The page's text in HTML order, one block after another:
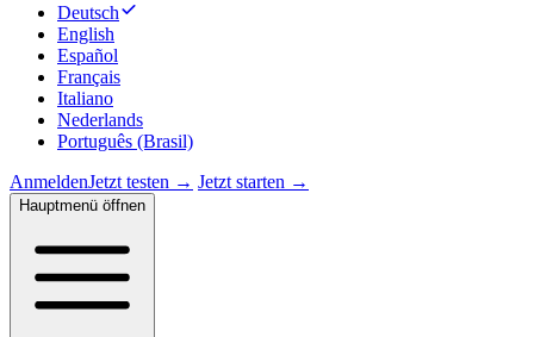
Deutsch
English
Español
Français
Italiano
Nederlands
Português (Brasil)
AnmeldenJetzt testen → Jetzt starten →
Hauptmenü öffnen